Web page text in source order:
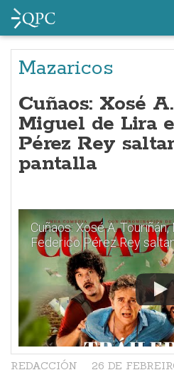
Mazaricos
Cuñaos: Xosé
Miguel de Lira
Pérez Rey
pantalla
Cuñaos: Xosé A.
Federico Pérez Rey
26 DE
REDACCIÓN